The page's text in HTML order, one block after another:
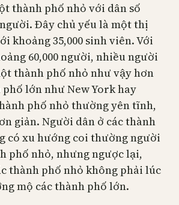
thành phố nhỏ với dân số
người. Đây chủ yếu là một thị
khoảng 35,000 sinh viên. Với
60,000 người, nhiều người
thành phố nhỏ như vậy hơn
lớn như New York hay
phố nhỏ thường yên tĩnh,
giản. Người dân ở các thành
có xu hướng coi thường người
phố nhỏ, nhưng ngược lại,
thành phố nhỏ không phải lúc
mộ các thành phố lớn.